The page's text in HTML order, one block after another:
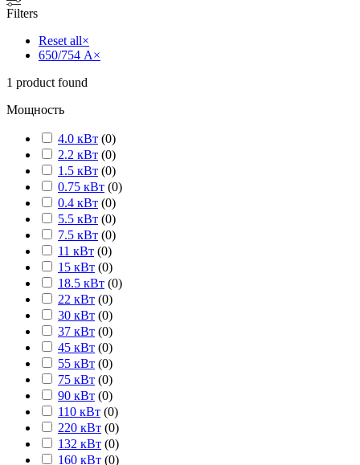
Filters
Reset all×
650/754 А×
1 product found
Мощность
4.0 кВт (0)
2.2 кВт (0)
1.5 кВт (0)
0.75 кВт (0)
0.4 кВт (0)
5.5 кВт (0)
7.5 кВт (0)
11 кВт (0)
15 кВт (0)
18.5 кВт (0)
22 кВт (0)
30 кВт (0)
37 кВт (0)
45 кВт (0)
55 кВт (0)
75 кВт (0)
90 кВт (0)
110 кВт (0)
220 кВт (0)
132 кВт (0)
160 кВт (0)